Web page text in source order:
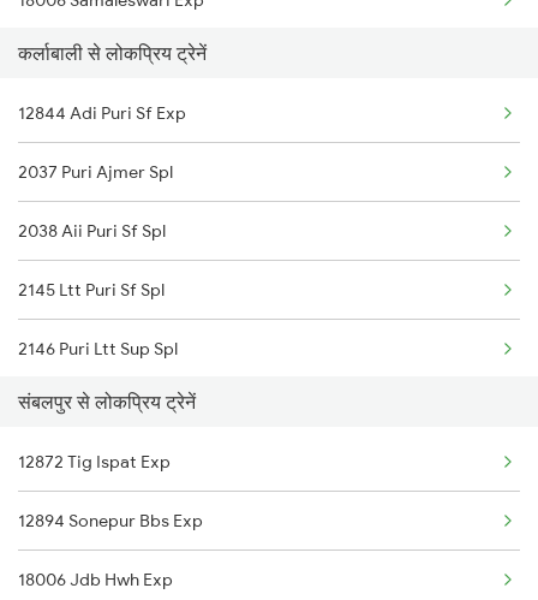
Sambalpur to Kesinga Trains
Sambalpur to Kothavalasa Trains
Sambalpur to Khurdha Trains
20810 Ned Sbp Sf Exp
18302 Rgda Sbp Express
18190 Ers Tata Express
13352 Allp Dhn Express
18108 Jdb Rou Express
कर्लाबाली से लोकप्रिय ट्रेनें
12844 Adi Puri Sf Exp
2037 Puri Ajmer Spl
2038 Aii Puri Sf Spl
2145 Ltt Puri Sf Spl
2146 Puri Ltt Sup Spl
2843 Puri Adi Spl
2844 Adi Puri Spl
2857 Vskp Ltt Spl
2858 Vskp Festivl Spl
संबलपुर से लोकप्रिय ट्रेनें
12872 Tig Ispat Exp
12894 Sonepur Bbs Exp
18006 Jdb Hwh Exp